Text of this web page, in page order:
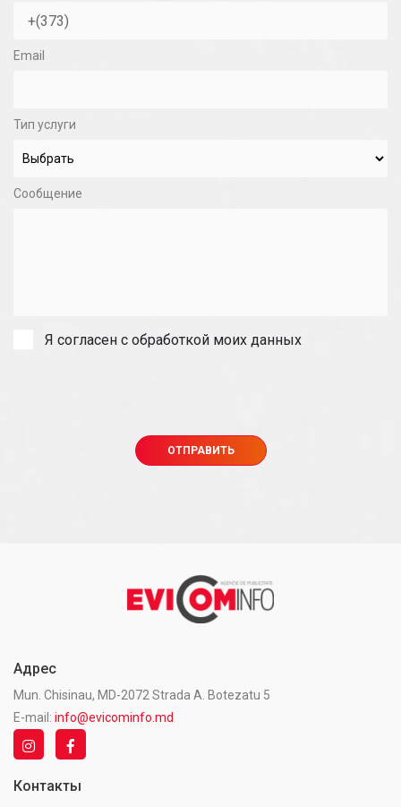
Email
Тип услуги
Сообщение
Я согласен с обработкой моих данных
Адрес
Mun. Chisinau, MD-2072 Strada A. Botezatu 5
E-mail: info@evicominfo.md
Контакты